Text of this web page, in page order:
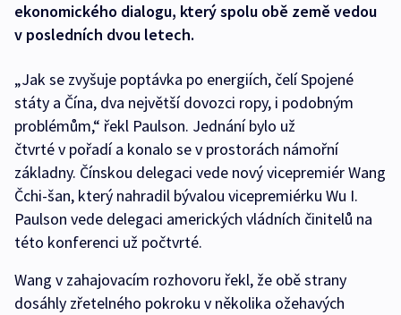
ekonomického dialogu, který spolu obě země vedou
v posledních dvou letech.
„Jak se zvyšuje poptávka po energiích, čelí Spojené
státy a Čína, dva největší dovozci ropy, i podobným
problémům,“ řekl Paulson. Jednání bylo už
čtvrté v pořadí a konalo se v prostorách námořní
základny. Čínskou delegaci vede nový vicepremiér Wang
Čchi-šan, který nahradil bývalou vicepremiérku Wu I.
Paulson vede delegaci amerických vládních činitelů na
této konferenci už počtvrté.
Wang v zahajovacím rozhovoru řekl, že obě strany
dosáhly zřetelného pokroku v několika ožehavých